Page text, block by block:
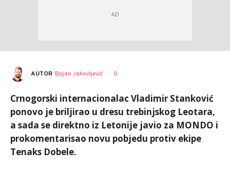
AUTOR Bojan Jakovljević 0
Crnogorski internacionalac Vladimir Stanković
ponovo je briljirao u dresu trebinjskog Leotara,
a sada se direktno iz Letonije javio za MONDO i
prokomentarisao novu pobjedu protiv ekipe
Tenaks Dobele.